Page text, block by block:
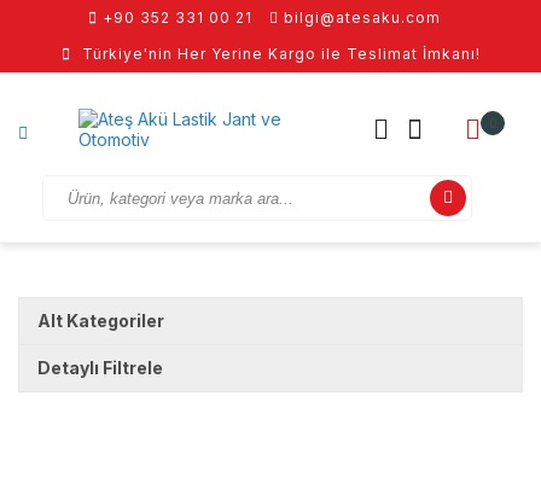
+90 352 331 00 21
bilgi@atesaku.com
Türkiye'nin Her Yerine Kargo ile Teslimat İmkanı!
0
Alt Kategoriler
Detaylı Filtrele